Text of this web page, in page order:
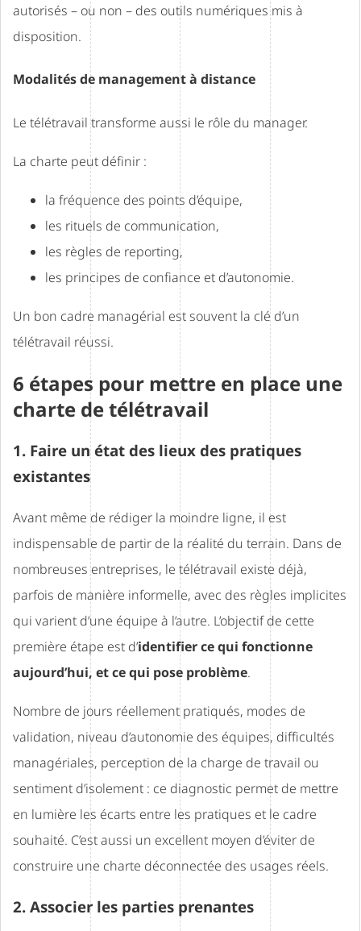
autorisés – ou non – des outils numériques mis à
disposition.
Modalités de management à distance
Le télétravail transforme aussi le rôle du manager.
La charte peut définir :
la fréquence des points d’équipe,
les rituels de communication,
les règles de reporting,
les principes de confiance et d’autonomie.
Un bon cadre managérial est souvent la clé d’un
télétravail réussi.
6 étapes pour mettre en place une
charte de télétravail
1. Faire un état des lieux des pratiques
existantes
Avant même de rédiger la moindre ligne, il est
indispensable de partir de la réalité du terrain. Dans de
nombreuses entreprises, le télétravail existe déjà,
parfois de manière informelle, avec des règles implicites
qui varient d’une équipe à l’autre. L’objectif de cette
première étape est d’identifier ce qui fonctionne
aujourd’hui, et ce qui pose problème.
Nombre de jours réellement pratiqués, modes de
validation, niveau d’autonomie des équipes, difficultés
managériales, perception de la charge de travail ou
sentiment d’isolement : ce diagnostic permet de mettre
en lumière les écarts entre les pratiques et le cadre
souhaité. C’est aussi un excellent moyen d’éviter de
construire une charte déconnectée des usages réels.
2. Associer les parties prenantes